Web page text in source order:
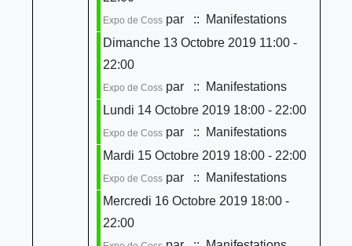
Expo de Cosspar
:: Manifestations
Dimanche 13 Octobre 2019 11:00 -
22:00
Expo de Cosspar
:: Manifestations
Lundi 14 Octobre 2019 18:00 - 22:00
Expo de Cosspar
:: Manifestations
Mardi 15 Octobre 2019 18:00 - 22:00
Expo de Cosspar
:: Manifestations
Mercredi 16 Octobre 2019 18:00 -
22:00